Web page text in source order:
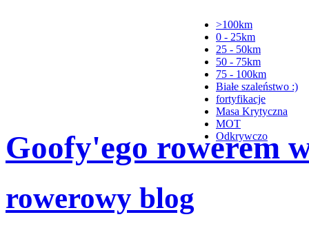
>100km
0 - 25km
25 - 50km
50 - 75km
75 - 100km
Białe szaleństwo :)
fortyfikacje
Masa Krytyczna
MOT
Odkrywczo
Goofy'ego rowerem
rowerowy blog